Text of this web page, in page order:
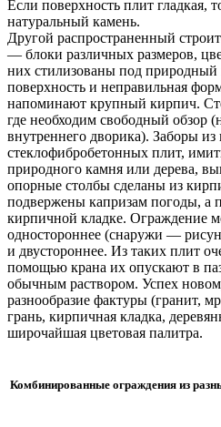
Если поверхность плит гладкая,
натуральный камень.
Другой распространенный
— блоки различных размеров,
них стилизованы под
поверхность и неправильная
напоминают крупный кирпич.
где необходим свободный обзор
внутреннего дворика). Заборы
стеклофибробетонных плит,
природного камня или дерева,
опорные столбы сделаны из
подвержены капризам погоды, а
кирпичной кладке. Ограждение
одностороннее (снаружи —
и двустороннее. Из таких плит
помощью крана их опускают в
обычным раствором. Успех
разнообразие фактуры (гранит,
грань, кирпичная кладка,
широчайшая цветовая палитра.
Комбинированные ограждения из